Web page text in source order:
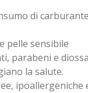
di
pelle sensibile
parabeni e
la salute.
ipoallergeniche